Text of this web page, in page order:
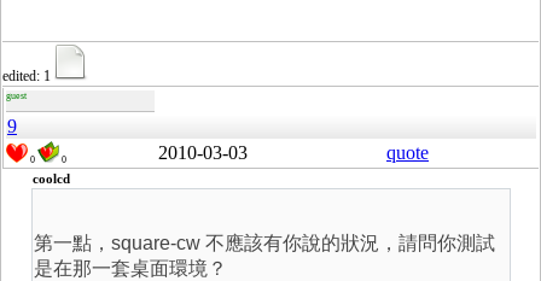
edited: 1
guest
9
0 0 2010-03-03 quote
coolcd
第一點，square-cw 不應該有你說的狀況，請問你測試
是在那一套桌面環境？